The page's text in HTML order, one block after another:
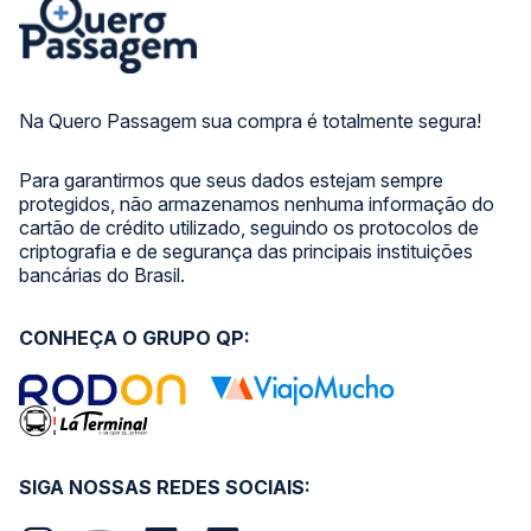
Na Quero Passagem sua compra é totalmente segura!
Para garantirmos que seus dados estejam sempre
protegidos, não armazenamos nenhuma informação do
cartão de crédito utilizado, seguindo os protocolos de
criptografia e de segurança das principais instituições
bancárias do Brasil.
SIGA NOSSAS REDES SOCIAIS:
CONHEÇA O GRUPO QP: